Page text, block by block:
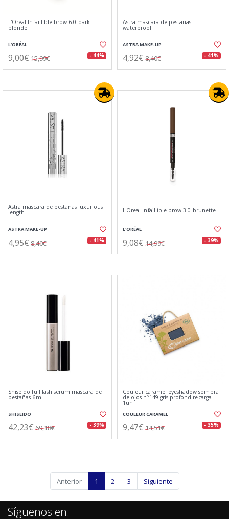
L'Oreal Infaillible brow 6.0 dark
blonde
L'ORÉAL
9,00€ 15,99€ - 44%
Astra mascara de pestañas
waterproof
ASTRA MAKE-UP
4,92€ 8,40€ - 41%
Astra mascara de pestañas luxurious
length
ASTRA MAKE-UP
4,95€ 8,40€ - 41%
L'Oreal Infaillible brow 3.0 brunette
L'ORÉAL
9,08€ 14,99€ - 39%
Shiseido full lash serum mascara de
pestañas 6ml
SHISEIDO
42,23€ 69,18€ - 39%
Couleur caramel eyeshadow sombra
de ojos nº149 gris profond recarga
1un
COULEUR CARAMEL
9,47€ 14,51€ - 35%
Anterior 1 2 3 Siguiente
Síguenos en: